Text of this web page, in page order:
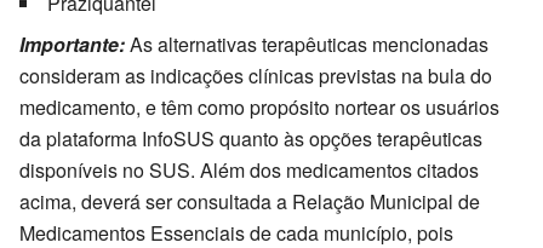
Importante:As alternativas terapêuticas mencionadas
consideram as indicações clínicas previstas na bula do
medicamento, e têm como propósito nortear os usuários
da plataforma InfoSUS quanto às opções terapêuticas
disponíveis no SUS. Além dos medicamentos citados
acima, deverá ser consultada a Relação Municipal de
Medicamentos Essenciais de cada município, pois